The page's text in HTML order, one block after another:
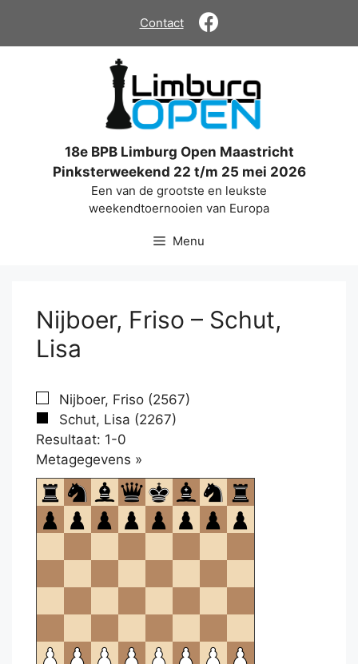
de
Contact
18e BPB Limburg Open Maastricht
Pinksterweekend 22 t/m 25 mei 2026
Een van de grootste en leukste
weekendtoernooien van Europa
Menu
Nijboer, Friso – Schut,
Lisa
Nijboer, Friso (2567)
Schut, Lisa (2267)
Resultaat: 1-0
Metagegevens »
om
te
openen.